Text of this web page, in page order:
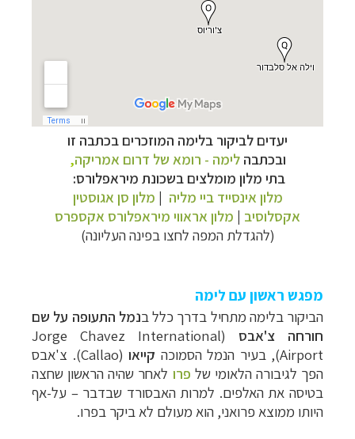
יעדים לביקור בלימה המוזכרים בכתבה זו
ובכתבהלימה - רומא של דרום אמריקה,
בתי מלון מומלצים בשכונת מיראפלורס:
מלון אינסייד ביי מליה | מלון סן אגוסטין
אקסלוסיב | מלון אראווי מיראפלורס אקספרס
(להגדלת המפה לחצו בפינה העליונה)
מפגש ראשון עם לימה
הביקור בלימה מתחיל בדרך כלל בנמל התעופה על שם
חורחה צ'אבס
(Jorge Chavez International
Airport), בעיר ה
נמל הסמוכה קייאו (
Callao). צ'אבס
הפך לגיבורה הלאומי של פרו לאחר שהיה הראשון שחצה
בטיסה את האלפים. למרות האבסורד שבדבר – על-אף
היותו ממוצא פרואני, הוא מעולם לא ביקר בפרו.